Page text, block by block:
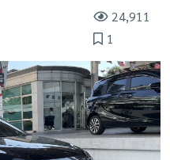
24,911
1